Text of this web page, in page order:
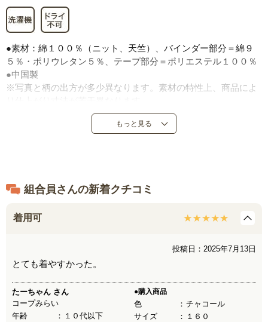
●素材：綿１００％（ニット、天竺）、バインダー部分＝綿９
５％・ポリウレタン５％、テープ部分＝ポリエステル１００％
●中国製
※写真と柄の出方が多少異なります。素材の特性上、商品によ
もっと見る
組合員さんの新着クチコミ
着用可
投稿日：2025年7月13日
とても着やすかった。
たーちゃん さん
コープみらい
年齢
１０代以下
●購入商品
色
チャコール
サイズ
１６０